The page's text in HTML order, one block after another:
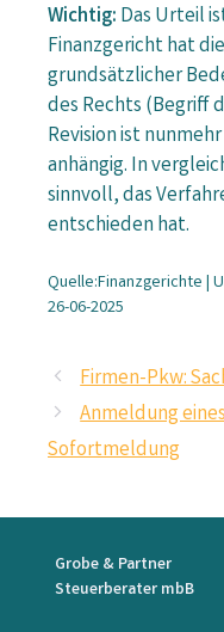
Wichtig: Das Urteil
Finanzgericht hat die
grundsätzlicher
des Rechts (Begriff
Revision ist
anhängig. In
sinnvoll, das
entschieden hat.
Quelle:Finanzgerichte |
26-06-2025
Firmen-Pkw:
Anmeldung
Sofortmeldung
Grobe & Partner
Steuerberater mbB